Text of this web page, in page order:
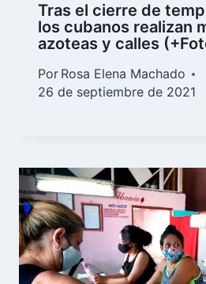
Tras el cierre de
los cubanos realizan
azoteas y calles
Por Rosa Elena Machado
26 de septiembre de 2021